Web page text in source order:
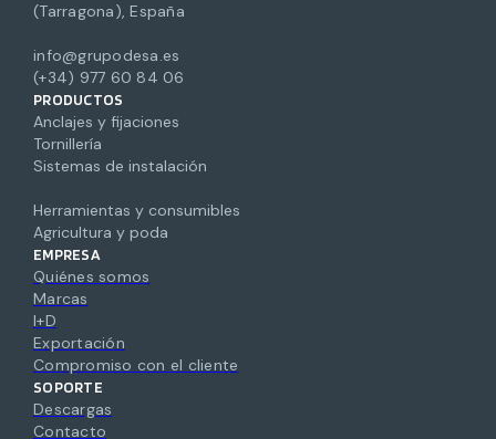
(Tarragona), España
info@grupodesa.es
(+34) 977 60 84 06
PRODUCTOS
Anclajes y fijaciones
Tornillería
Sistemas de instalación
Herramientas y consumibles
Agricultura y poda
EMPRESA
Quiénes somos
Marcas
I+D
Exportación
Compromiso con el cliente
SOPORTE
Descargas
Contacto